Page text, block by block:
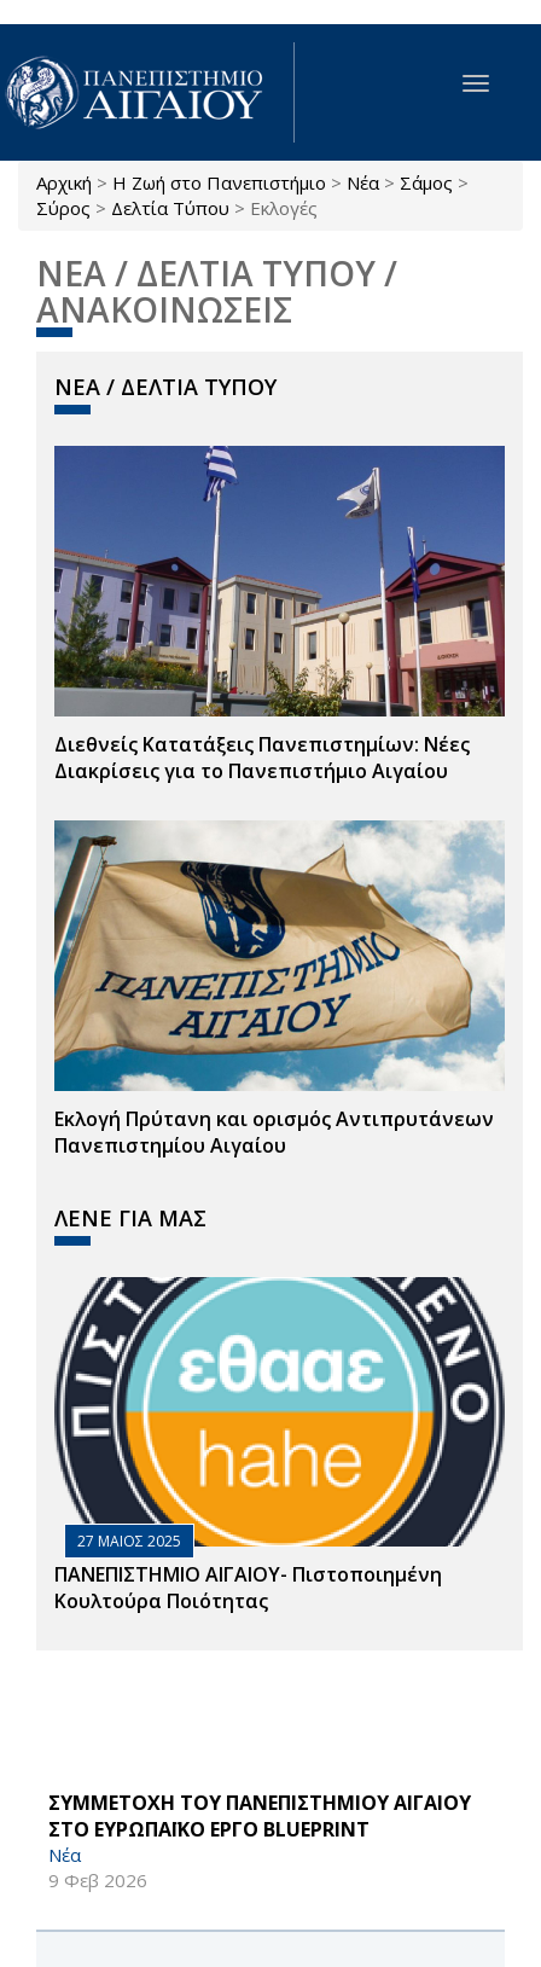
Παράκαμψη προς το κυρίως περιεχόμενο
Toggle
Είστε εδώ
Αρχική > Η Ζωή στο Πανεπιστήμιο > Νέα > Σάμος >
Σύρος > Δελτία Τύπου > Εκλογές
ΝΕΑ / ΔΕΛΤΙΑ ΤΥΠΟΥ /
ΑΝΑΚΟΙΝΩΣΕΙΣ
ΝΕΑ / ΔΕΛΤΙΑ ΤΥΠΟΥ
Διεθνείς Κατατάξεις Πανεπιστημίων: Νέες
Διακρίσεις για το Πανεπιστήμιο Αιγαίου
Εκλογή Πρύτανη και ορισμός Αντιπρυτάνεων
Πανεπιστημίου Αιγαίου
ΛΕΝΕ ΓΙΑ ΜΑΣ
27 ΜΑΙΟΣ 2025
ΠΑΝΕΠΙΣΤΗΜΙΟ ΑΙΓΑΙΟΥ- Πιστοποιημένη
Κουλτούρα Ποιότητας
ΣΥΜΜΕΤΟΧΗ ΤΟΥ ΠΑΝΕΠΙΣΤΗΜΙΟΥ ΑΙΓΑΙΟΥ
ΣΤΟ ΕΥΡΩΠΑΪΚΟ ΕΡΓΟ BLUEPRINT
Νέα
9 Φεβ 2026